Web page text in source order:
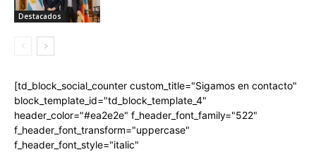
Destacados
[td_block_social_counter custom_title="Sigamos en contacto"
block_template_id="td_block_template_4"
header_color="#ea2e2e" f_header_font_family="522"
f_header_font_transform="uppercase"
f_header_font_style="italic"